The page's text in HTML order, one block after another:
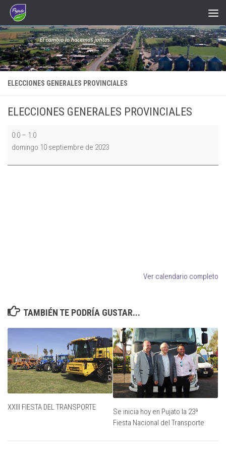
Saltar al contenido
ELECCIONES GENERALES PROVINCIALES
ELECCIONES GENERALES PROVINCIALES
ELECCIONES
GENERALES
0:0 – 1:0
domingo 10 septiembre de 2023
Ver calendario completo
TAMBIÉN TE PODRÍA GUSTAR...
XXlll FIESTA DEL TRANSPORTE
Se inicia hoy en Pujato la 23ª
Fiesta Nacional del Transporte